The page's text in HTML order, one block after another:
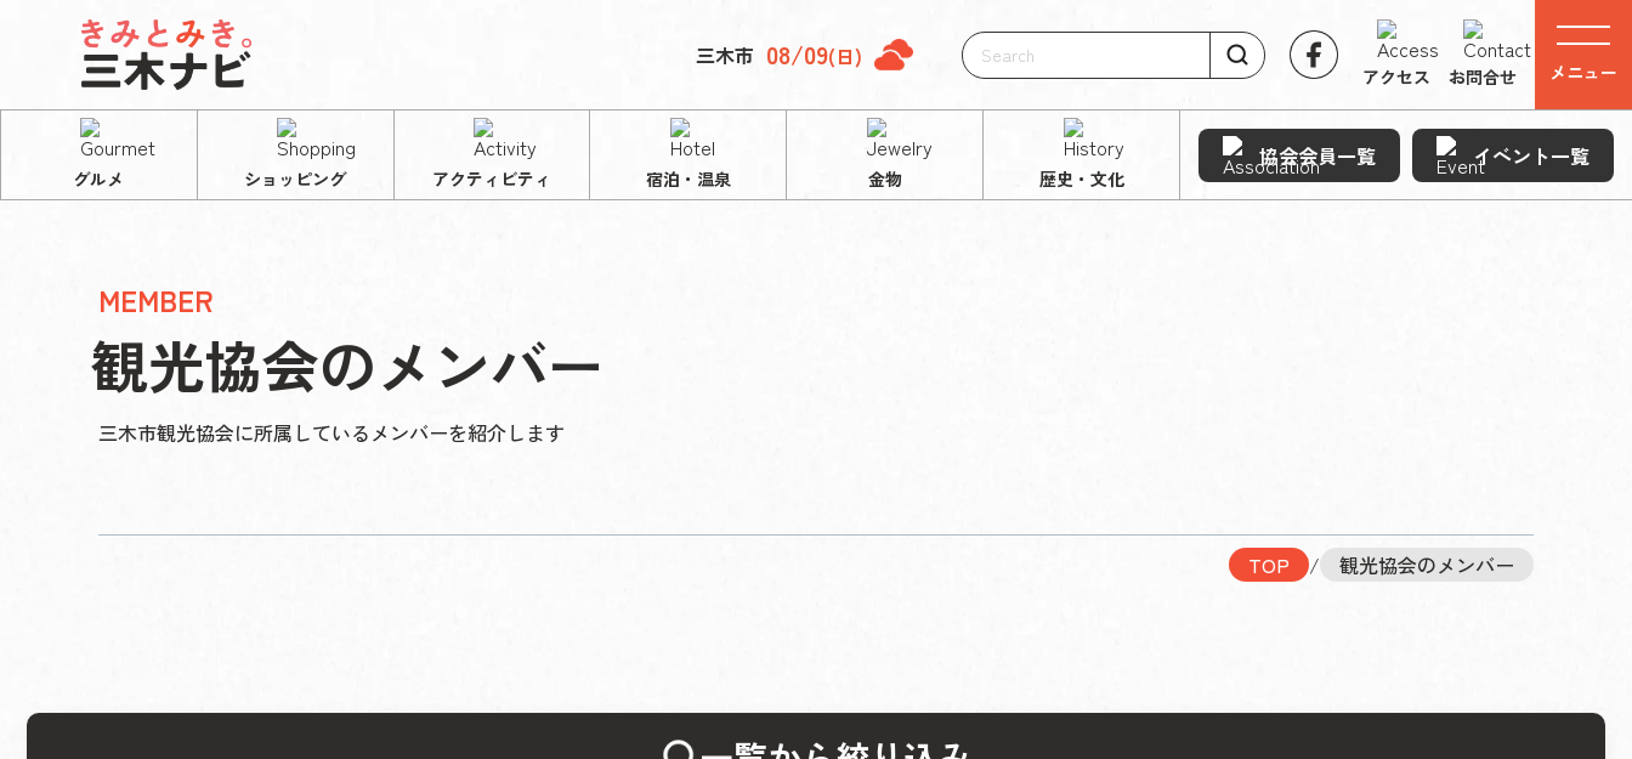
三木市 08/09(日)
アクセス お問合せ メニュー
グルメ ショッピング アクティビティ 宿泊・温泉 金物 歴史・文化
協会会員一覧 イベント一覧
MEMBER
観光協会のメンバー
三木市観光協会に所属しているメンバーを紹介します
TOP / 観光協会のメンバー